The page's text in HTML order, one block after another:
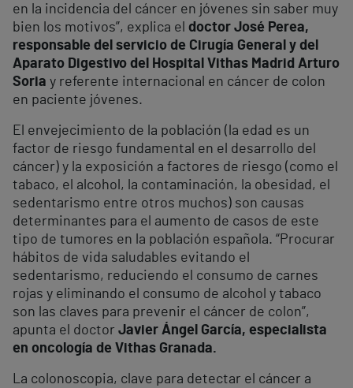
en la incidencia del cáncer en jóvenes sin saber muy
bien los motivos”, explica el doctor José Perea,
responsable del servicio de Cirugía General y del
Aparato Digestivo del Hospital Vithas Madrid Arturo
Soria y referente internacional en cáncer de colon
en paciente jóvenes.
El envejecimiento de la población (la edad es un
factor de riesgo fundamental en el desarrollo del
cáncer) y la exposición a factores de riesgo (como el
tabaco, el alcohol, la contaminación, la obesidad, el
sedentarismo entre otros muchos) son causas
determinantes para el aumento de casos de este
tipo de tumores en la población española. “Procurar
hábitos de vida saludables evitando el
sedentarismo, reduciendo el consumo de carnes
rojas y eliminando el consumo de alcohol y tabaco
son las claves para prevenir el cáncer de colon”,
apunta el doctor Javier Ángel García, especialista
en oncología de Vithas Granada.
La colonoscopia, clave para detectar el cáncer a